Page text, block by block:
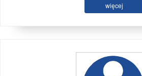
więcej